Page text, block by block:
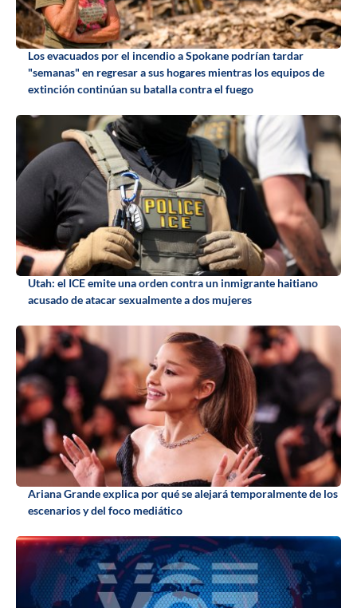
Los evacuados por el incendio a Spokane podrían tardar
"semanas" en regresar a sus hogares mientras los equipos de
extinción continúan su batalla contra el fuego
Utah: el ICE emite una orden contra un inmigrante haitiano
acusado de atacar sexualmente a dos mujeres
Ariana Grande explica por qué se alejará temporalmente de los
escenarios y del foco mediático